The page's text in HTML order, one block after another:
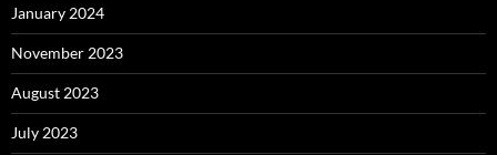
January 2024
November 2023
August 2023
July 2023